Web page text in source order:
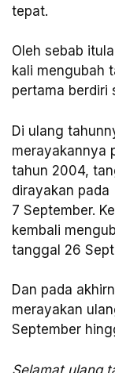
tepat.
Oleh sebab
kali mengubah
pertama berdiri
Di ulang
merayakannya
tahun 2004,
dirayakan pada
7 September.
kembali
tanggal 26
Dan pada
merayakan
September
Selamat ulang